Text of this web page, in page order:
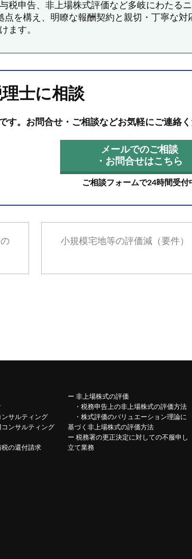
税申告、非上場株式評価など多岐にわたる
点を構え、明瞭な報酬契約と親切・丁寧な対
ます。
士に相談
す。お問合せ・ご相談などお気軽にご連絡く
メールでのご相談
・お問合せはこちら
ご相談フォームで24時間受付
次小規模宅地等の評価減（要件）
サルティング
ンサルティング
の還付請求
ー 非上場株式の評価
・税務申告上の非上場株式の評価方法
・株式評価のバリュエーション理論に
基づく非上場株式の評価方法
ー 税務署の更正決定に対しての不服申し
立て業務